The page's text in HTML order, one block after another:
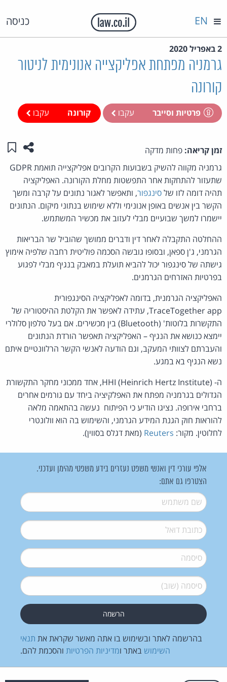
כניסה EN
2 באפריל 2020
גרמניה מפתחת אפליקצייה אנונימית לניטור
קורונה
פרטיות וסייבר עקבו קורונה עקבו
זמן קריאה: פחות מדקה שתפו
גרמניה מקווה להשיק בשבועות הקרובים אפליקצייה תואמת GDPR
שתעזור להתחקות אחר התפשטות מחלת הקורונה. האפליקציה
תהיה דומה לזו שלסינגפור, ותאפשר לאגור נתונים על קרבה ומשך
הקשר בין אנשים באופן אנונימי וללא שימוש בנתוני מיקום. הנתונים
יישמרו למשך שבועיים מבלי לעזוב את מכשיר המשתמש.
ההחלטה התקבלה לאחר דין ודברים ממושך שהוביל שר הבריאות
הגרמני, ג'ן ספאן, ובסופו גובשה הסכמה פוליטית רחבה שלפיה אימוץ
גישתה של סינגפור יכול להביא תועלת במאבק בנגיף מבלי לפגוע
בפרטיות האזרחים הגרמנים.
האפליקציה הגרמנית, בדומה לאפליקציה הסינגפורית
TraceTogether app, עתידה לאפשר את הקלטת ההיסטוריה של
התקשרות בלוטות' (Bluetooth) בין מכשירים. אם בעל טלפון סלולרי
יימצא כנושא את הנגיף – האפליקציה תאפשר הורדת הנתונים
והעברתם לצוותי המעקב, וגם הודעה לאנשי הקשר הרלוונטיים איתם
נשא הנגיף בא במגע.
ה- HHI (Heinrich Hertz Institute), אחד ממכוני מחקר התקשורת
הגדולים בגרמניה מפתח את האפלקיציה ביחד עם גורמים אחרים
ברחבי אירופה. נציגו הודיע כי הפיתוח נעשה בהתאמה מלאה
להוראות חוק הגנת המידע הגרמני, והשימוש בה הוא וולונטרי
לחלוטין. מקור: Reuters (מאת דגלס בסווין).
אלפי עורכי דין ואנשי משפט נעזרים בידע משפטי מהימן ועדכני.
הצטרפו גם אתם:
שם משתמש*
דואל*
סיסמה*
סיסמה (שוב)*
בהרשמה לאתר ובשימוש בו אתה מאשר שקראת את תנאי
השימוש באתר ומדיניות הפרטיות והסכמת להם.